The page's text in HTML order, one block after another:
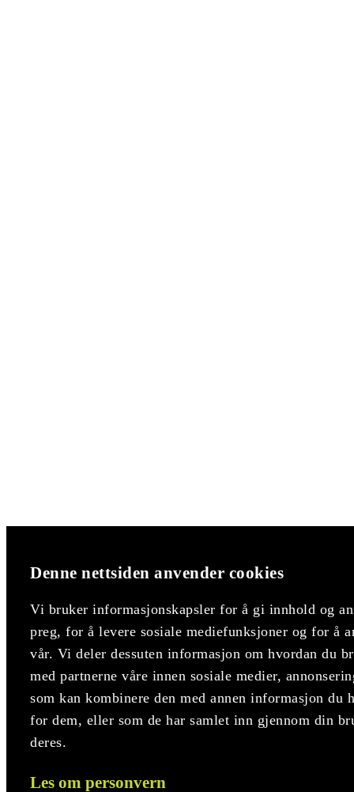
Denne nettsiden anvender cookies
Vi bruker informasjonskapsler for å gi innhold og
preg, for å levere sosiale mediefunksjoner og for å
vår. Vi deler dessuten informasjon om hvordan du
med partnerne våre innen sosiale medier,
som kan kombinere den med annen informasjon
for dem, eller som de har samlet inn gjennom din
deres.
Les om personvern